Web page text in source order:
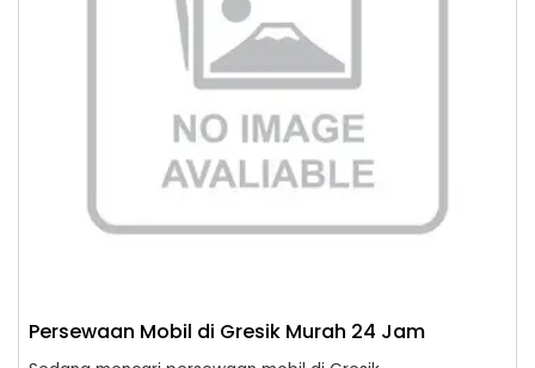
Persewaan Mobil di Gresik Murah 24 Jam